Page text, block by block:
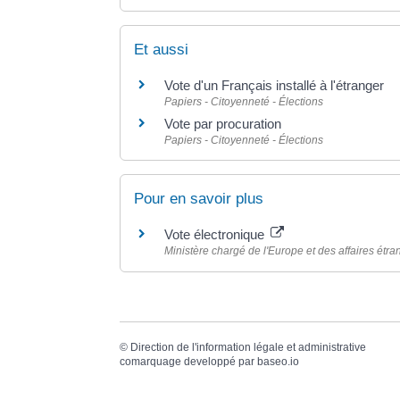
Et aussi
Vote d'un Français installé à l'étranger
Papiers - Citoyenneté - Élections
Vote par procuration
Papiers - Citoyenneté - Élections
Pour en savoir plus
Vote électronique
Ministère chargé de l'Europe et des affaires
© Direction de l'information légale et administrative
comarquage developpé parbaseo.io